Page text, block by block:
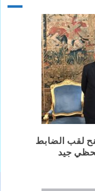
لقب الضابط
جيد